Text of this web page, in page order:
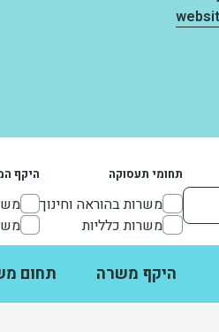
היקף משרה תחום
תחומי תעסוקה
91
משרות בהוראה וחינוך
90
משרות כלליות
היקף
94
96